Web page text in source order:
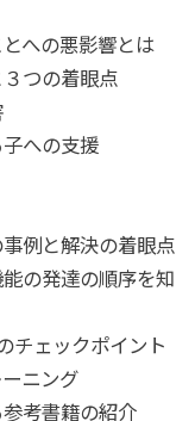
への悪影響とは
３つの着眼点
子への支援
例と解決の着眼点
の発達の順序を知
チェックポイント
ニング
参考書籍の紹介